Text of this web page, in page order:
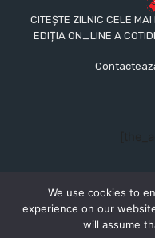
CITEȘTE ZILNIC CELE
EDIȚIA ON_LINE A
© Copyright - 2015 - 2023
We use cookies to
experience on our
will assume